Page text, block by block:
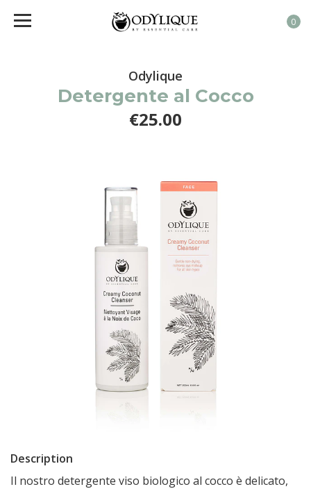
0
Odylique
Detergente al Cocco
€25.00
Description
Il nostro detergente viso biologico al cocco è delicato,